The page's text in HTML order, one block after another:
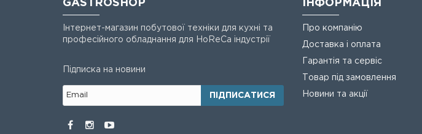
GASTROSHOP
Інтернет-магазин побутової техніки для кухні та
професійного обладнання для HoReCa індустрії
Підписка на новини
ПІДПИСАТИСЯ
ІНФОРМАЦІЯ
Про компанію
Доставка і оплата
Гарантія та сервіс
Товар під замовлення
Новини та акції